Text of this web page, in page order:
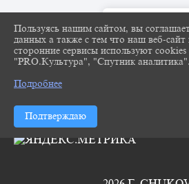
Пользуясь нашим сайтом, вы
данных а также с тем что наш веб-
сторонние сервисы используют
"PRO.Культура", "Спутник аналитика".
Подробнее
Подтверждаю